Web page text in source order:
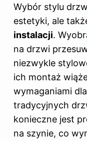
Wybór stylu
estetyki, ale
instalacji.
na drzwi
niezwykle
ich montaż
wymaganiami
tradycyjnych
konieczne jest
na szynie, co